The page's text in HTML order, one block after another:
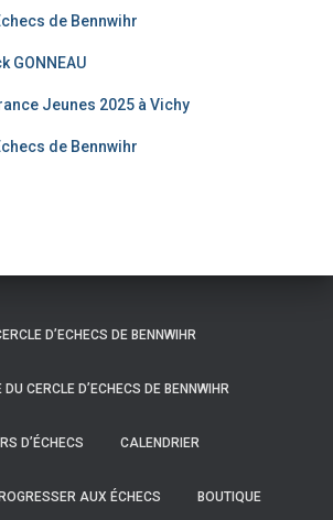
de Bennwihr
GONNEAU
Jeunes 2025 à Vichy
de Bennwihr
D’ECHECS DE BENNWIHR
DU CERCLE D’ECHECS DE BENNWIHR
D’ÉCHECS CALENDRIER
AUX ÉCHECS BOUTIQUE